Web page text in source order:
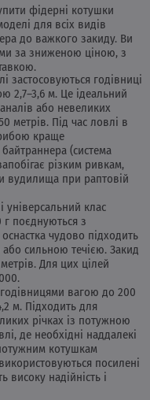
фідерні котушки
для всіх видів
до важкого закиду. Ви
за зниженою ціною, з
застосовуються годівниці
2,7–3,6 м. Це ідеальний
або невеликих
метрів. Під час ловлі в
краще
(система
різким ривкам,
вудилища при раптовій
клас
г поєднуються з
чудово підходить
сильною течією. Закид
Для цих цілей
вагою до 200
м. Підходить для
річках із потужною
де необхідні наддалекі
котушкам
посилені
високу надійність і